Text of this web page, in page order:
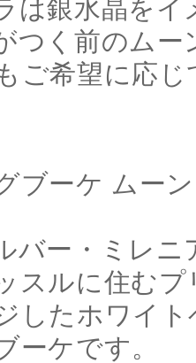
は銀水晶をイ
つく前のム
ご希望に応
ブーケ ムー
バー・ミレ
スルに住む
したホワイ
ーケです。